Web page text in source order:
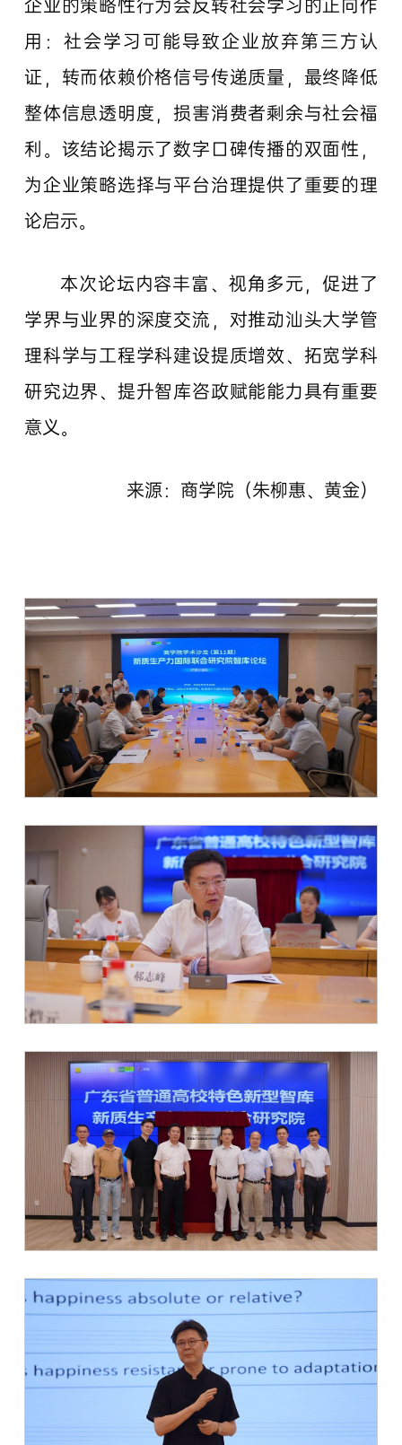
企业的策略性行为会反转社会学习的正向作
用：社会学习可能导致企业放弃第三方认
证，转而依赖价格信号传递质量，最终降低
整体信息透明度，损害消费者剩余与社会福
利。该结论揭示了数字口碑传播的双面性，
为企业策略选择与平台治理提供了重要的理
论启示。
本次论坛内容丰富、视角多元，促进了
学界与业界的深度交流，对推动汕头大学管
理科学与工程学科建设提质增效、拓宽学科
研究边界、提升智库咨政赋能能力具有重要
意义。
来源：商学院（朱柳惠、黄金）